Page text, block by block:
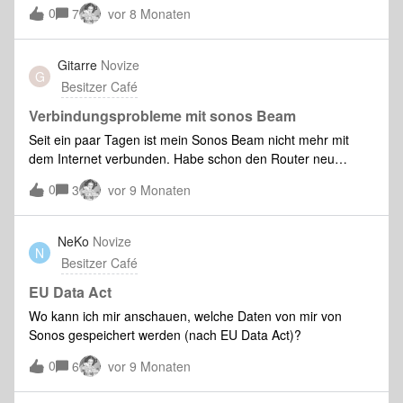
0 7 vor 8 Monaten
G
Gitarre Novize
Besitzer Café
Verbindungsprobleme mit sonos Beam
Seit ein paar Tagen ist mein Sonos Beam nicht mehr mit
dem Internet verbunden. Habe schon den Router neu
gestartet, die Beam vom Netz getrennt und neu
Angeschlossen, mit Netzwerkkabel verbunden, die App
Einstellungen aktualisiert usw. Es leuchtet nur die weisse
Lampe und das wars! Hat jemand einen Tipp für mich, was
ich sonst noch machen kann?Gruß an alle
0 3 vor 9 Monaten
N
NeKo Novize
Besitzer Café
EU Data Act
Wo kann ich mir anschauen, welche Daten von mir von
Sonos gespeichert werden (nach EU Data Act)?
0
6 vor 9 Monaten